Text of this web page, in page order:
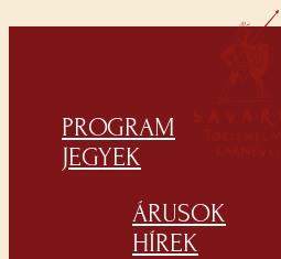
PROGRAM
JEGYEK
ÁRUSOK
HÍREK